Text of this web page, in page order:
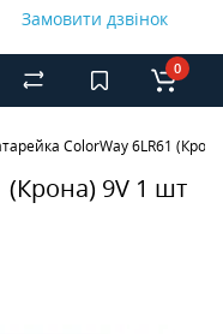
Замовити дзвінок
0
ColorWay 6LR61
(Крона) 9V 1 шт